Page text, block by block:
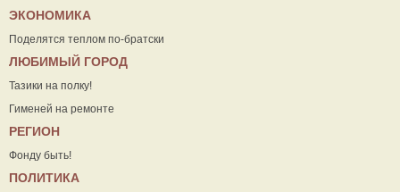
ЭКОНОМИКА
Поделятся теплом по-братски
ЛЮБИМЫЙ ГОРОД
Тазики на полку!
Гименей на ремонте
РЕГИОН
Фонду быть!
ПОЛИТИКА